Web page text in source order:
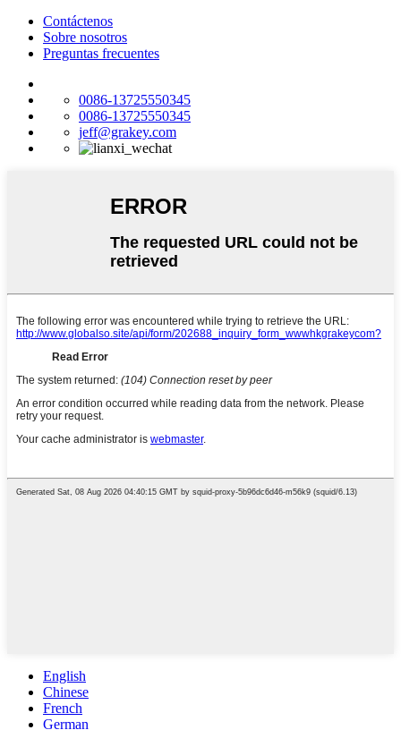
Contáctenos
Sobre nosotros
Preguntas frecuentes
0086-13725550345
0086-13725550345
jeff@grakey.com
English
Chinese
French
German